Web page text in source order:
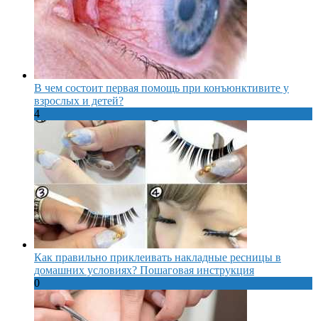
В чем состоит первая помощь при конъюнктивите у
взрослых и детей?
4
Как правильно приклеивать накладные ресницы в
домашних условиях? Пошаговая инструкция
0